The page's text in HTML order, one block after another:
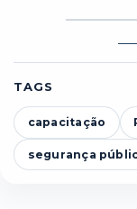
TAGS
capacitação
segurança